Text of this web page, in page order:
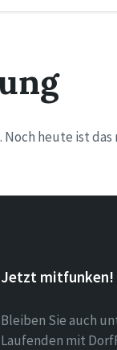
heute ist
Jetzt mitfunken!
Bleiben Sie auch
Laufenden mit